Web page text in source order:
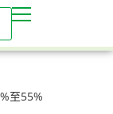
至55%